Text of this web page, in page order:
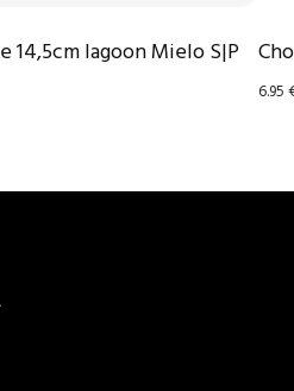
14,5cm lagoon Mielo S|P
6.95